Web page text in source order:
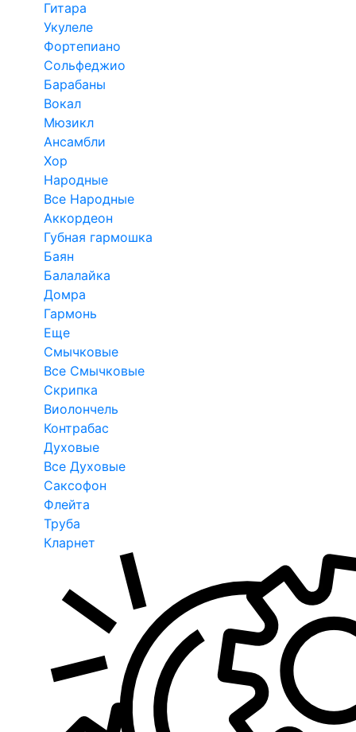
Гитара
Укулеле
Фортепиано
Сольфеджио
Барабаны
Вокал
Мюзикл
Ансамбли
Хор
Народные
Все Народные
Аккордеон
Губная гармошка
Баян
Балалайка
Домра
Гармонь
Еще
Смычковые
Все Смычковые
Скрипка
Виолончель
Контрабас
Духовые
Все Духовые
Саксофон
Флейта
Труба
Кларнет